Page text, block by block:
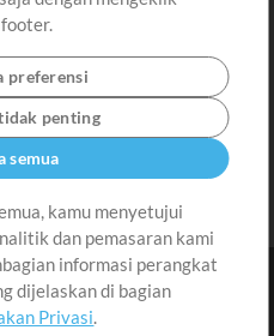
preferensi
penting
semua
kamu menyetujui
dan pemasaran kami
informasi perangkat
dijelaskan di bagian
Privasi.